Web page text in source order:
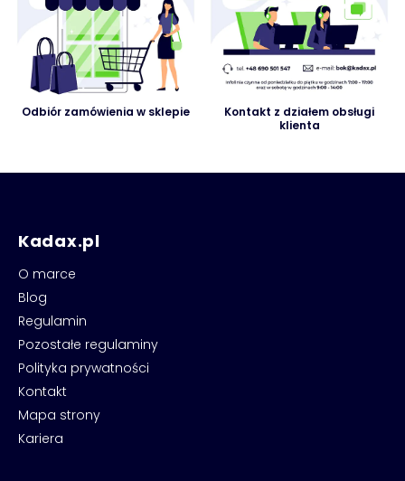
Odbiór zamówienia w sklepie
Kontakt z działem obsługi
klienta
Kadax.pl
O marce
Blog
Regulamin
Pozostałe regulaminy
Polityka prywatności
Kontakt
Mapa strony
Kariera